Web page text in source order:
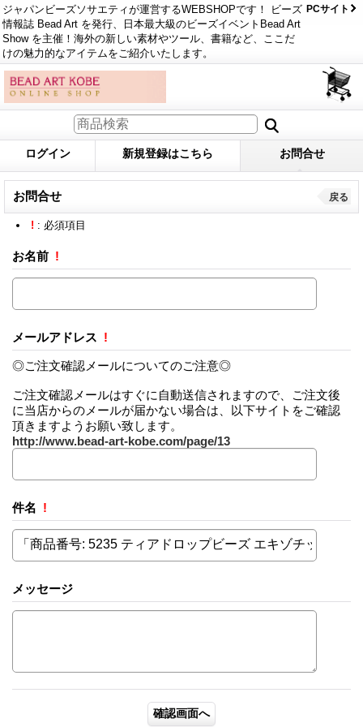
ジャパンビーズソサエティが運営するWEBSHOPです！ ビーズ
情報誌 Bead Art を発行、日本最大級のビーズイベントBead Art
Show を主催！海外の新しい素材やツール、書籍など、ここだ
けの魅力的なアイテムをご紹介いたします。
PCサイト
ログイン 新規登録はこちら お問合せ
お問合せ 戻る
! : 必須項目
お名前 !
メールアドレス !
◎ご注文確認メールについてのご注意◎
ご注文確認メールはすぐに自動送信されますので、ご注文後
に当店からのメールが届かない場合は、以下サイトをご確認
頂きますようお願い致します。
http://www.bead-art-kobe.com/page/13
件名 !
メッセージ